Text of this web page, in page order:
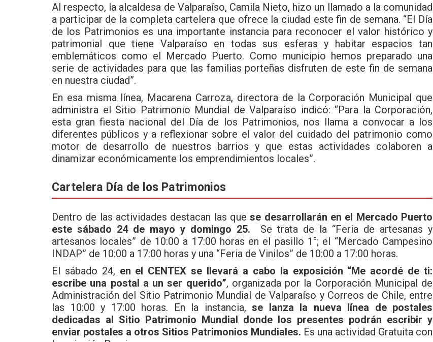
Al respecto, la alcaldesa de Valparaíso, Camila Nieto, hizo un llamado a la comunidad
a participar de la completa cartelera que ofrece la ciudad este fin de semana. “El Día
de los Patrimonios es una importante instancia para reconocer el valor histórico y
patrimonial que tiene Valparaíso en todas sus esferas y habitar espacios tan
emblemáticos como el Mercado Puerto. Como municipio hemos preparado una
serie de actividades para que las familias porteñas disfruten de este fin de semana
en nuestra ciudad”.
En esa misma línea, Macarena Carroza, directora de la Corporación Municipal que
administra el Sitio Patrimonio Mundial de Valparaíso indicó: “Para la Corporación,
esta gran fiesta nacional del Día de los Patrimonios, nos llama a convocar a los
diferentes públicos y a reflexionar sobre el valor del cuidado del patrimonio como
motor de desarrollo de nuestros barrios y que estas actividades colaboren a
dinamizar económicamente los emprendimientos locales”.
Cartelera Día de los Patrimonios
Dentro de las actividades destacan las quese desarrollarán en el Mercado Puerto
este sábado 24 de mayo y domingo 25.
Se trata de la “Feria de artesanas y
artesanos locales” de 10:00 a 17:00 horas en el pasillo 1°; el “Mercado Campesino
INDAP” de 10:00 a 17:00 horas y una “Feria de Vinilos” de 10:00 a 17:00 horas.
El sábado 24, en el CENTEX se llevará a cabo la exposición “Me acordé de ti:
escribe una postal a un ser querido”, organizada por la Corporación Municipal de
Administración del Sitio Patrimonio Mundial de Valparaíso y Correos de Chile, entre
las 10:00 y 17:00 horas. En la instancia, se lanza la nueva línea de postales
dedicadas al Sitio Patrimonio Mundial donde los presentes podrán escribir y
enviar postales a otros Sitios Patrimonios Mundiales. Es una actividad Gratuita con